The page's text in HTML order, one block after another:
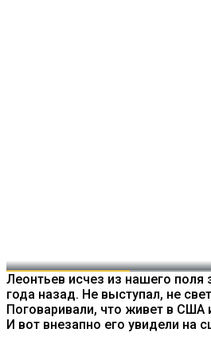
Леонтьев исчез из нашего поля
года назад. Не выступал, не
Поговаривали, что живет в США
И вот внезапно его увидели на